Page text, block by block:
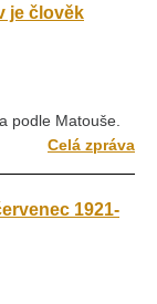
je člověk
podle Matouše.
Celá zpráva
1921-